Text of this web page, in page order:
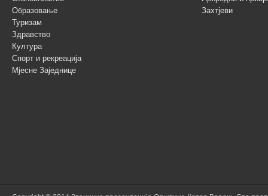
Образовање
Туризам
Здравство
Култура
Спорт и рекреација
Мјесне Заједнице
Захтјеви